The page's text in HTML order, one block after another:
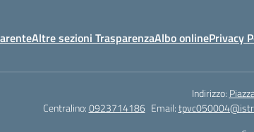
Altre sezioni TrasparenzaAlbo onlinePrivacy
Indirizzo:
Centralino:0923714186 Email: